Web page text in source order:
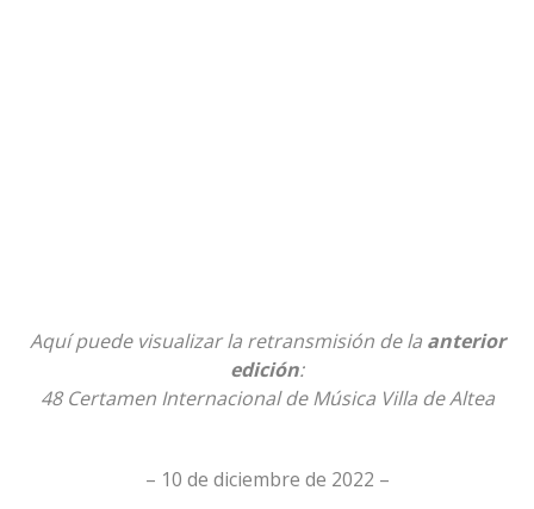
Aquí puede visualizar la retransmisión de la anterior
edición:
48 Certamen Internacional de Música Villa de Altea
– 10 de diciembre de 2022 –